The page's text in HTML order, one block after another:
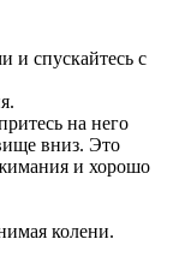
и спускайтесь с
на него
вниз. Это
и хорошо
колени.